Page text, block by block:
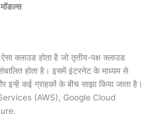
क्लाउड होता है जो तृतीय-पक्ष क्लाउड
संचालित होता है। इसमें इंटरनेट के माध्यम से
इन्हें कई ग्राहकों के बीच साझा किया जाता है।
(AWS), Google Cloud